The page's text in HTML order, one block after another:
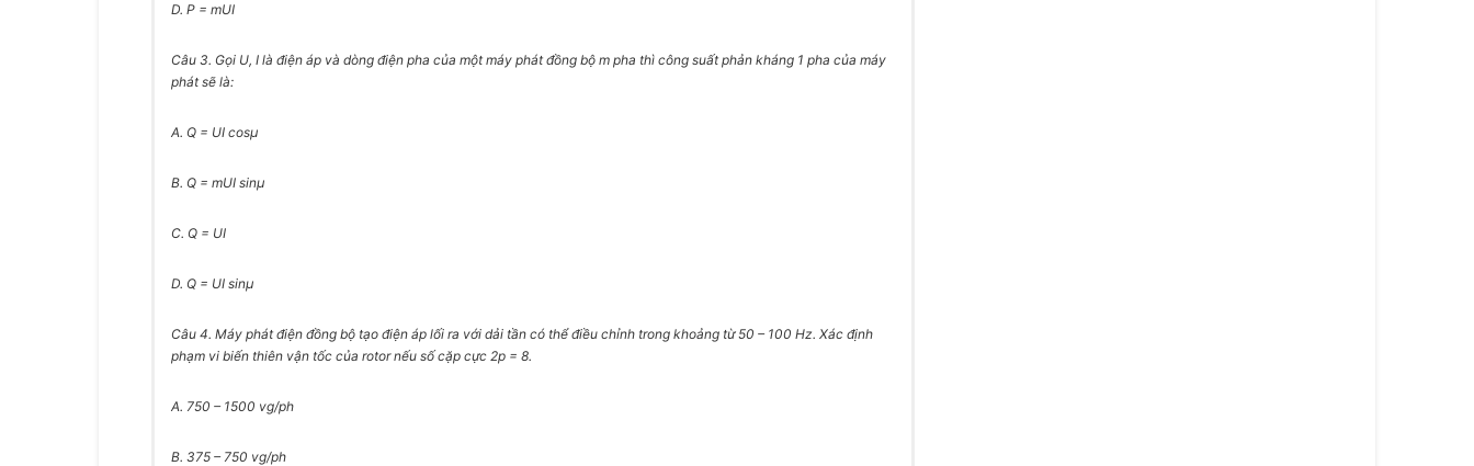
D. P = mUI
Câu 3. Gọi U, I là điện áp và dòng điện pha của một máy phát đồng bộ m pha thì công suất phản kháng 1 pha của máy
phát sẽ là:
A. Q = UI cosμ
B. Q = mUI sinμ
C. Q = UI
D. Q = UI sinμ
Câu 4. Máy phát điện đồng bộ tạo điện áp lối ra với dải tần có thể điều chỉnh trong khoảng từ 50 – 100 Hz. Xác định
phạm vi biến thiên vận tốc của rotor nếu số cặp cực 2p = 8.
A. 750 – 1500 vg/ph
B. 375 – 750 vg/ph